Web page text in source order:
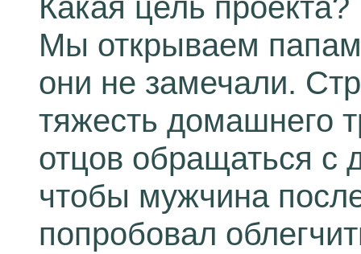
Мы открываем папам
они не замечали.
тяжесть домашнего
отцов обращаться с
чтобы мужчина
попробовал